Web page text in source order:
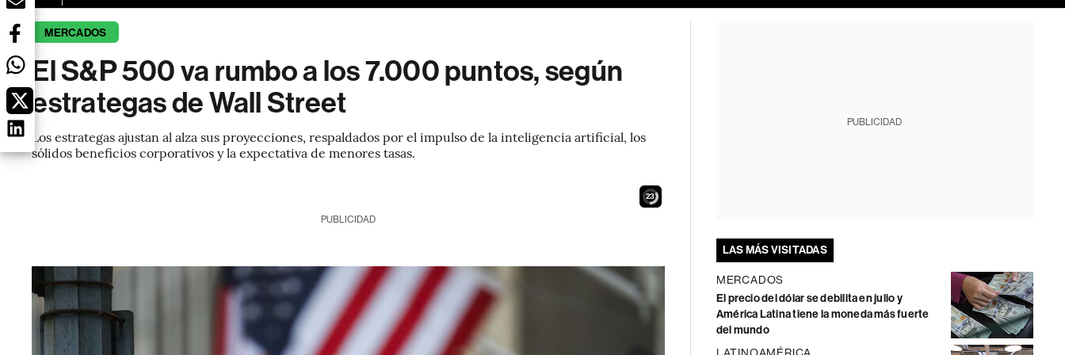
MERCADOS
El S&P 500 va rumbo a los 7.000 puntos, según
estrategas de Wall Street
Los estrategas ajustan al alza sus proyecciones, respaldados por el impulso de la inteligencia artificial, los
sólidos beneficios corporativos y la expectativa de menores tasas.
22
PUBLICIDAD
PUBLICIDAD
LAS MÁS VISITADAS
MERCADOS
El precio del dólar se debilita en julio y
América Latina tiene la moneda más fuerte
del mundo